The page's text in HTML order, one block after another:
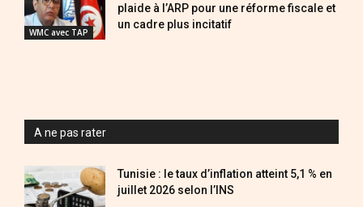
WMC avec TAP
plaide à l’ARP pour une réforme fiscale et
un cadre plus incitatif
A ne pas rater
Tunisie : le taux d’inflation atteint 5,1 % en
juillet 2026 selon l’INS